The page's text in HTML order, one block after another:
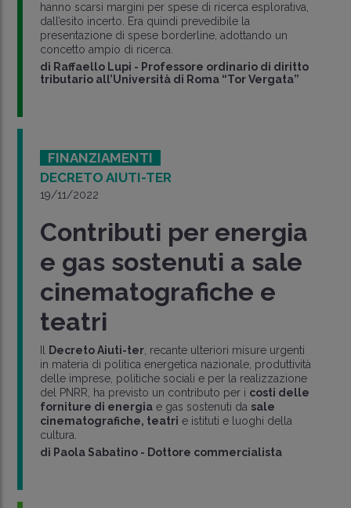
hanno scarsi margini per spese di ricerca esplorativa,
dall’esito incerto. Era quindi prevedibile la
presentazione di spese borderline, adottando un
concetto ampio di ricerca.
di Raffaello Lupi - Professore ordinario di diritto
tributario all’Università di Roma “Tor Vergata”
FINANZIAMENTI
DECRETO AIUTI-TER
19/11/2022
Contributi per energia
e gas sostenuti a sale
cinematografiche e
teatri
Decreto Aiuti-ter, recante ulteriori misure urgenti
in materia di politica energetica nazionale, produttività
delle imprese, politiche sociali e per la realizzazione
del PNRR, ha previsto un contributo per i costi delle
forniture di energiae gas sostenuti da sale
cinematografiche, teatri e istituti e luoghi della
cultura.
di Paola Sabatino - Dottore commercialista